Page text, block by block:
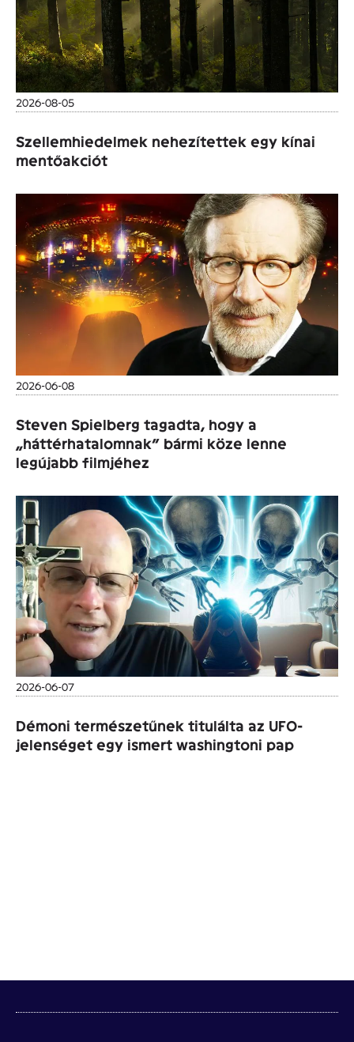
2026-08-05
Szellemhiedelmek nehezítettek egy kínai
mentőakciót
2026-06-08
Steven Spielberg tagadta, hogy a
„háttérhatalomnak” bármi köze lenne
legújabb filmjéhez
2026-06-07
Démoni természetűnek titulálta az UFO-
jelenséget egy ismert washingtoni pap